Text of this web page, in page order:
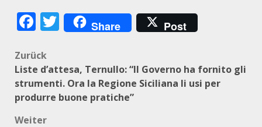
Facebook
Twitter
Share Post
Beitragsnavigation
Zurück
Liste d’attesa, Ternullo: “Il Governo ha fornito gli
strumenti. Ora la Regione Siciliana li usi per
produrre buone pratiche”
Weiter